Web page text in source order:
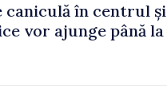
caniculă în centrul și
vor ajunge până la